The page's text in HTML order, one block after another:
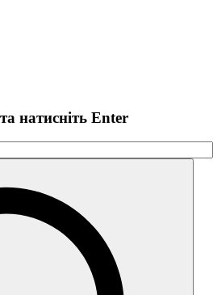
натиснiть Enter